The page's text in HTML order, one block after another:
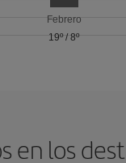
Febrero
19º/ 8º
en los